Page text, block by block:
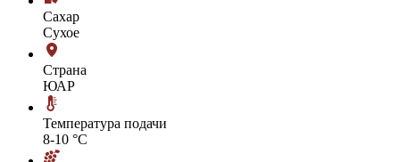
Сахар
Сухое
Страна
ЮАР
Температура подачи
8-10 °С